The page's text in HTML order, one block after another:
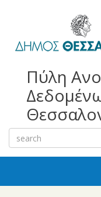
bayan
escort
escort
Πύλη